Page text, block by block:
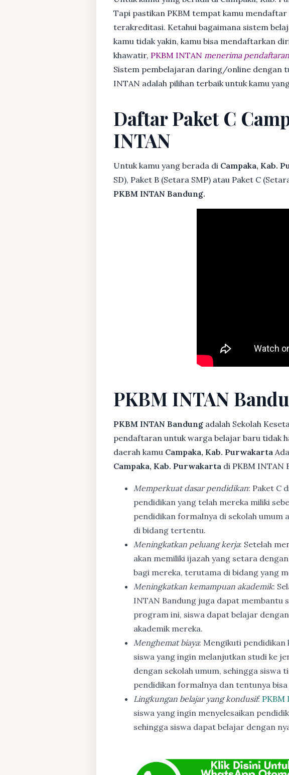
Tapi pastikan PKBM tempat kamu
terakreditasi. Ketahui bagaimana sistem
kamu tidak yakin, kamu bisa mendaftarkan
khawatir, PKBM INTAN menerima
Sistem pembelajaran daring/online dengan
INTAN adalah pilihan terbaik untuk kamu
Daftar Paket C
INTAN
Untuk kamu yang berada di Campaka, Kab.
SD), Paket B (Setara SMP) atau Paket C
PKBM INTAN Bandung.
PKBM INTAN
PKBM INTAN Bandung adalah Sekolah
pendaftaran untuk warga belajar baru tidak
daerah kamu Campaka, Kab. Purwakarta
Campaka, Kab. Purwakarta di PKBM INTAN
Memperkuat dasar pendidikan: Paket C
pendidikan yang telah mereka miliki
pendidikan formalnya di sekolah umum
di bidang tertentu.
Meningkatkan peluang kerja: Setelah
akan memiliki ijazah yang setara
bagi mereka, terutama di bidang yang
Meningkatkan kemampuan akademik:
INTAN Bandung juga dapat membantu
program ini, siswa dapat belajar
akademik mereka.
Menghemat biaya: Mengikuti pendidikan
siswa yang ingin melanjutkan studi ke
dengan sekolah umum, sehingga siswa
pendidikan formalnya dan tentunya
Lingkungan belajar yang kondusif: PKBM
siswa yang ingin menyelesaikan
sehingga siswa dapat belajar dengan